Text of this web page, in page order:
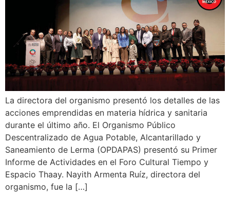
La directora del organismo presentó los detalles de las
acciones emprendidas en materia hídrica y sanitaria
durante el último año. El Organismo Público
Descentralizado de Agua Potable, Alcantarillado y
Saneamiento de Lerma (OPDAPAS) presentó su Primer
Informe de Actividades en el Foro Cultural Tiempo y
Espacio Thaay. Nayith Armenta Ruíz, directora del
organismo, fue la […]